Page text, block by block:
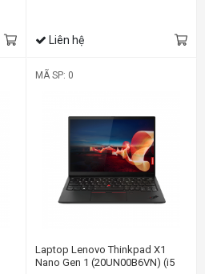
Liên hệ
MÃ SP: 0
Laptop Lenovo Thinkpad X1
Nano Gen 1 (20UN00B6VN) (i5